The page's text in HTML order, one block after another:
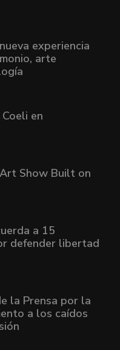
experiencia
arte
en
Show Built on
a 15
defender libertad
la Prensa por la
a los caídos